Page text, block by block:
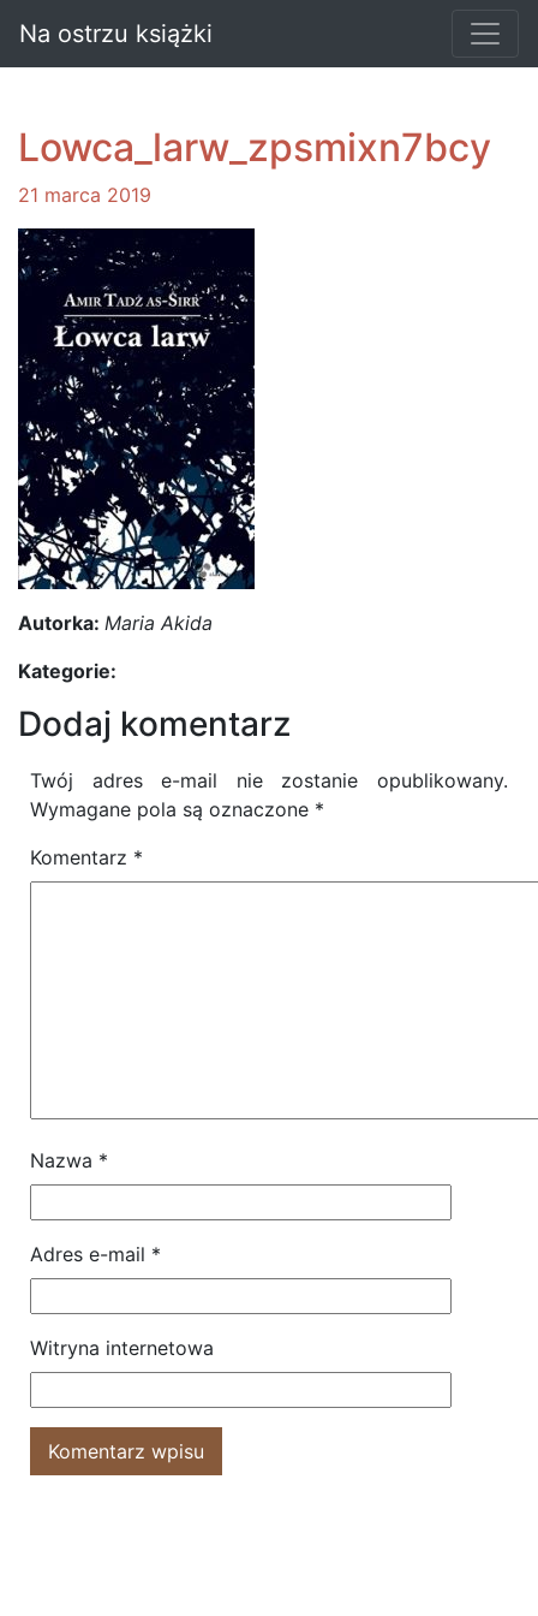
Na ostrzu książki
Lowca_larw_zpsmixn7bcy
21 marca 2019
Autorka: Maria Akida
Kategorie:
Dodaj komentarz
Twój adres e-mail nie zostanie opublikowany.
Wymagane pola są oznaczone *
Komentarz *
Nazwa *
Adres e-mail *
Witryna internetowa